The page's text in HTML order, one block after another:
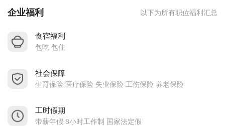
品品质的改善和生产效率之提升，建立了严格的贯穿研发设
在2005年取得了ISO9001：2000版质量管理体系认证，2006年
体系认证、HDMI协会认证及及IEEE1394等协会认证，努力将
最好的产品以最快的速度送到客户手中。
员工400多人，有一支技术过硬的科技人员队伍：1名在读博
企业福利 以下为所有职位福利汇总
食宿福利
包吃 包住
社会保障
生育保险 医疗保险 失业保险 工伤保险 养老保险
工时假期
带薪年假 8小时工作制 国家法定假